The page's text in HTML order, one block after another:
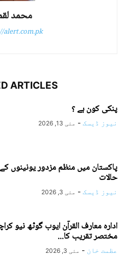
محمد
ARTICLES
پنکی کون ہے ؟
نیوز ڈیسک - مئی 13, 2026
پاکستان میں منظم مزدور یونینوں
حالات
نیوز ڈیسک - مئی 3, 2026
ادارہ معارف القرآن ایوب گوٹھ نیو
مختصر تقریب کا...
عظمت خان - مئی 3, 2026